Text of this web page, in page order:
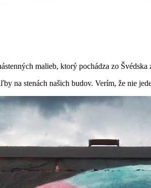
malieb, ktorý pochádza zo
na stenách našich budov. Verím, že nie